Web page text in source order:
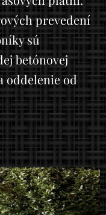
prevedení
sú
betónovej
oddelenie od